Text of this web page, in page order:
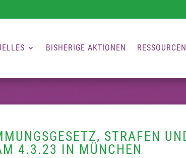
BISHERIGE AKTIONEN RESSOURCEN
STRAFEN
4.3.23 IN MÜNCHEN